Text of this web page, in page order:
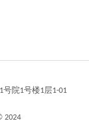
院1号楼1层1-01
2024